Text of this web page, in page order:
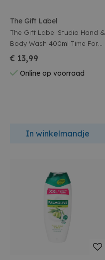
The Gift Label
The Gift Label Studio Hand &
Body Wash 400ml Time For
Bubbles
€ 13,99
Online op voorraad
In winkelmandje